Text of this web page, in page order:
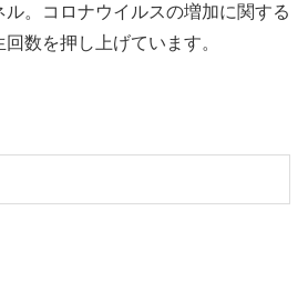
。コロナウイルスの増加に関する
数を押し上げています。